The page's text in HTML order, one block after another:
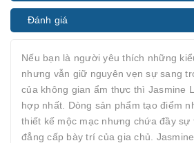
Đánh giá
Nếu bạn là người yêu thích những
nhưng vẫn giữ nguyên vẹn sự sang
của không gian ẩm thực thì Jasmine
hợp nhất. Dòng sản phẩm tạo điểm
thiết kế mộc mạc nhưng chứa đầy sự
đẳng cấp bày trí của gia chủ.